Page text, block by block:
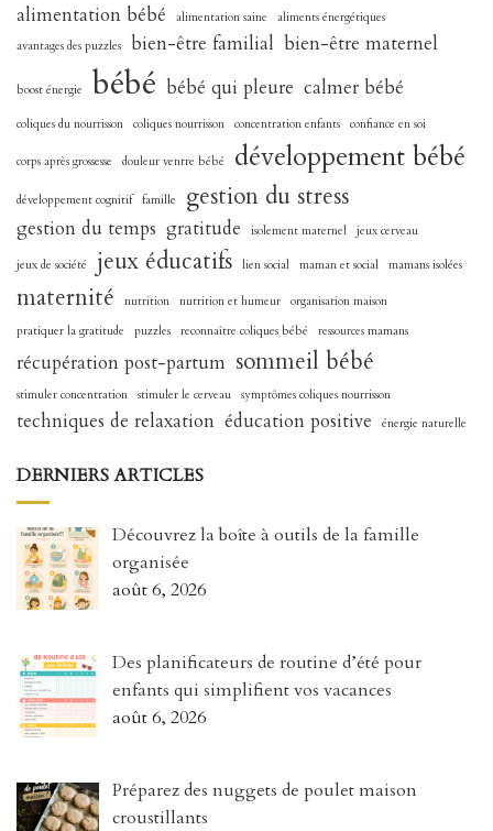
alimentation bébé alimentation saine
aliments énergétiques
avantages des puzzles bien-être familial bien-être maternel
boost énergie bébé bébé qui pleure calmer bébé
coliques du nourrisson coliques nourrisson concentration enfants confiance en soi
corps après grossesse douleur ventre bébé développement bébé
développement cognitif famille gestion du stress
gestion du temps gratitude isolement maternel jeux cerveau
jeux de société jeux éducatifs lien social maman et social mamans isolées
maternité nutrition nutrition et humeur organisation maison
pratiquer la gratitude
puzzles reconnaître coliques bébé ressources mamans
récupération post-partum sommeil bébé
stimuler concentration stimuler le cerveau symptômes coliques nourrisson
techniques de relaxation éducation positive énergie naturelle
DERNIERS ARTICLES
Découvrez la boîte à outils de la famille
organisée
août 6, 2026
Des planificateurs de routine d’été pour
enfants qui simplifient vos vacances
août 6, 2026
Préparez des nuggets de poulet maison
croustillants